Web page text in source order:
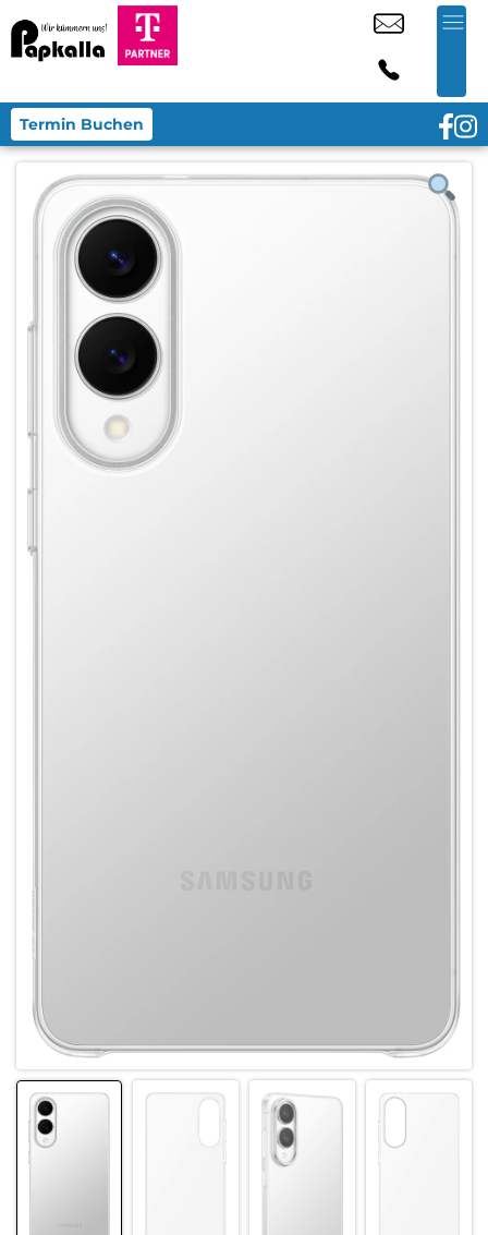
Termin Buchen